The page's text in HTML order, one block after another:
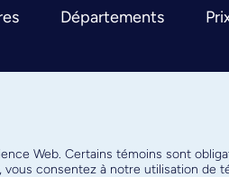
Départements
Web. Certains témoins sont
consentez à notre utilisation de